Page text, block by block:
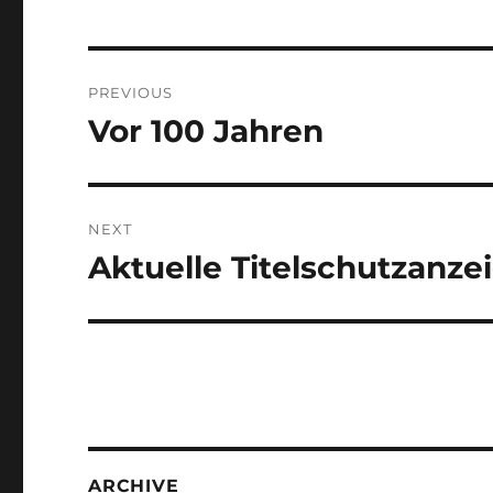
navigation
PREVIOUS
Previous
Vor 100 Jahren
NEXT
Next
Aktuelle
ARCHIVE